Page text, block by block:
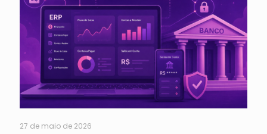
27 de maio de 2026